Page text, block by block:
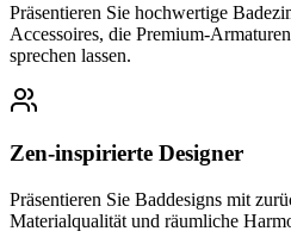
Präsentieren Sie hochwertige
Accessoires, die Premium-
sprechen lassen.
Zen-inspirierte Designer
Präsentieren Sie Baddesigns mit
Materialqualität und räumliche